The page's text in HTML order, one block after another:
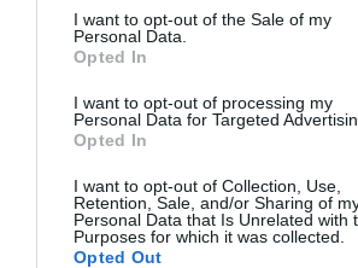
consent section.
I want to opt-out of the Sale of my
Personal Data.
Opted In
I want to opt-out of processing my
Personal Data for Targeted
Opted In
I want to opt-out of Collection, Use,
Retention, Sale, and/or Sharing of
Personal Data that Is Unrelated with
Purposes for which it was collected.
Opted Out
2026-08-08.
Takácsatka elleni védekezés
meg a növényeidet